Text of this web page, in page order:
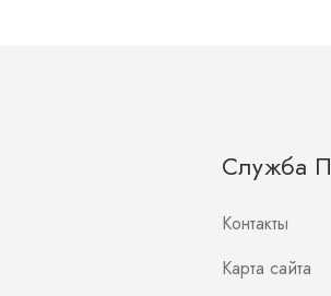
Служба
Контакты
Карта сайта